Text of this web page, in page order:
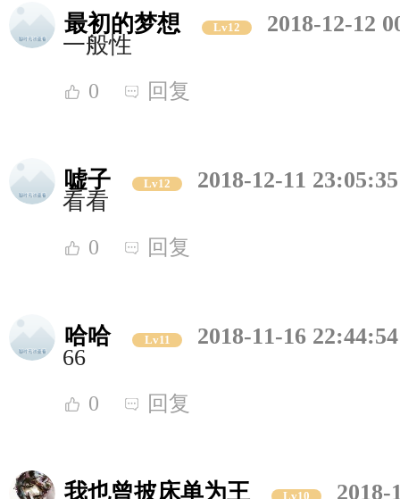
最初的梦想 Lv12
2018-12-12
一般性
0 回复
嘘子 Lv12
2018-12-11 23:05:35
看看
0 回复
哈哈 Lv11
2018-11-16 22:44:54
66
0 回复
我也曾披床单为王 Lv10 2018-